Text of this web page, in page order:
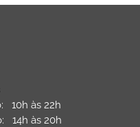
10h às 22h
14h às 20h